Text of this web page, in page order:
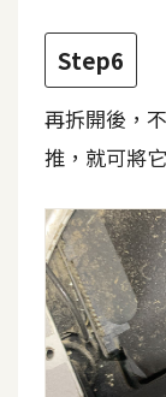
網
E
O
工
具
免
Step6
再拆開後，
推，就可將